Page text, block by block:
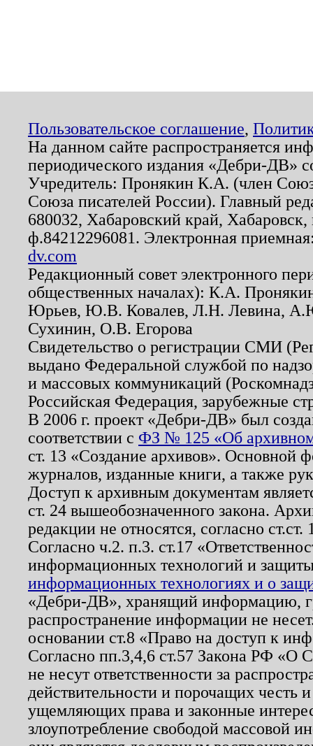
Пользовательское соглашение,
На данном сайте распространяется
периодического издания «Дебри-ДВ»
Учредитель: Пронякин К.А. (член
Союза писателей России). Главный
680032, Хабаровский край,
ф.84212296081. Электронная
dv.com
Редакционный совет электронного
общественных началах): К.А.
Юрьев, Ю.В. Ковалев, Л.Н. Левина,
Сухинин, О.В. Егорова
Свидетельство о регистрации СМИ
выдано Федеральной службой по
и массовых коммуникаций
Российская Федерация, зарубежные
В 2006 г. проект «Дебри-ДВ» был
соответствии с ФЗ № 125 «Об
ст. 13 «Создание архивов». Основной
журналов, изданные книги, а также
Доступ к архивным документам
ст. 24 вышеобозначенного закона.
редакции не относятся, согласно
Согласно ч.2. п.3. ст.17
информационных технологий и
информационных технологиях и о
«Дебри-ДВ», хранящий информацию,
распространение информации не
основании ст.8 «Право на доступ к
Согласно пп.3,4,6 ст.57 Закона РФ «О
не несут ответственности за
действительности и порочащих честь
ущемляющих права и законные
злоупотребление свободой массовой